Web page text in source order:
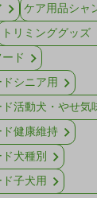
ケア用品シャ
トリミンググッズ
ド
シニア用
活動犬・やせ気
健康維持
犬種別
子犬用